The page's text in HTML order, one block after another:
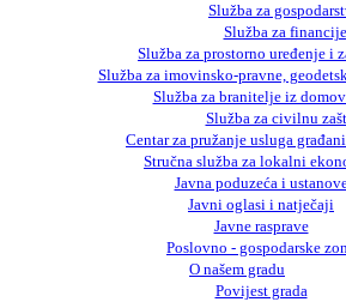
Služba za
Služba za financije
Služba za prostorno uređenje i
Služba za imovinsko-pravne,
Služba za branitelje iz
Služba za civilnu
Centar za pružanje usluga
Stručna služba za lokalni
Javna poduzeća i
Javni oglasi i natječaji
Javne rasprave
Poslovno - gospodarske
O našem gradu
Povijest grada